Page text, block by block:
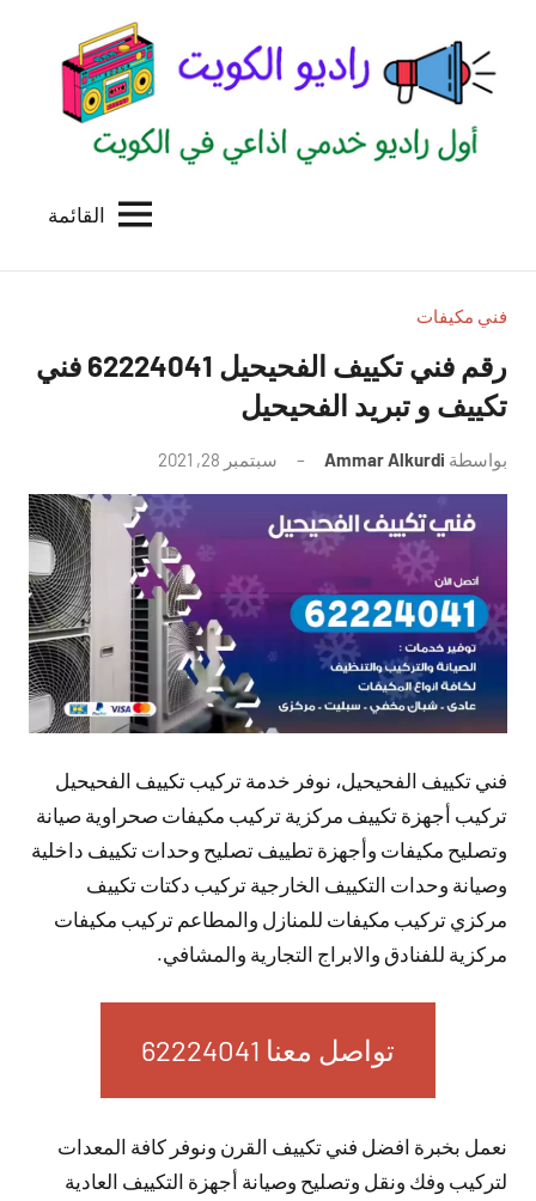
المحتوى
الكويت
للاعلانات
بالكويت
القائمة
فني مكيفات
رقم فني تكييف الفحيحيل 62224041 فني
تكييف و تبريد الفحيحيل
بواسطة Ammar Alkurdi سبتمبر 28, 2021
توجد
تعليقات
فني تكييف الفحيحيل، نوفر خدمة تركيب تكييف الفحيحيل
تركيب أجهزة تكييف مركزية تركيب مكيفات صحراوية صيانة
وتصليح مكيفات وأجهزة تطييف تصليح وحدات تكييف داخلية
وصيانة وحدات التكييف الخارجية تركيب دكتات تكييف
مركزي تركيب مكيفات للمنازل والمطاعم تركيب مكيفات
مركزية للفنادق والابراج التجارية والمشافي.
تواصل معنا 62224041
نعمل بخبرة افضل فني تكييف القرن ونوفر كافة المعدات
لتركيب وفك ونقل وتصليح وصيانة أجهزة التكييف العادية